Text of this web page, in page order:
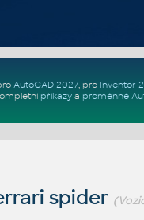
AutoCAD 2027, pro Inventor
příkazya proměnné
spider